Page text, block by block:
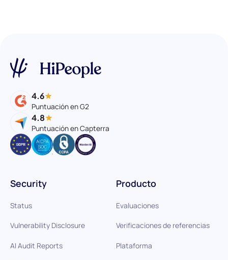
4.6
Puntuación en G2
4.8
Puntuación en Capterra
Producto
Evaluaciones
Verificaciones de referencias
Plataforma
Security
Status
Vulnerability Disclosure
AI Audit Reports